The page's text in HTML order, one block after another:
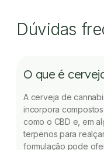
Dúvidas
O que é
A cerveja de
incorpora
como o CBD e, em
terpenos para
formulação pode